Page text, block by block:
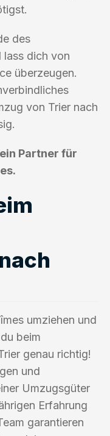
des
lass dich von
überzeugen.
von Trier nach
Partner für
umziehen und
beim
genau richtig!
und
Umzugsgüter
Erfahrung
garantieren